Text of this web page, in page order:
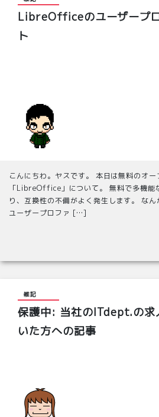
LibreOfficeのユーザープ
ト
こんにちわ。ヤスです。 本日は無料のオ
「LibreOffice」について。 無料で多機能
り、互換性の不備がよく発生します。 なん
ユーザープロファ […]
雑記
保護中: 当社のITdept.の求
いた方への記事